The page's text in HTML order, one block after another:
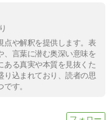
点や解釈を提供します。表
、言葉に潜む奥深い意味を
ある真実や本質を見抜くた
り込まれており、読者の思
す。